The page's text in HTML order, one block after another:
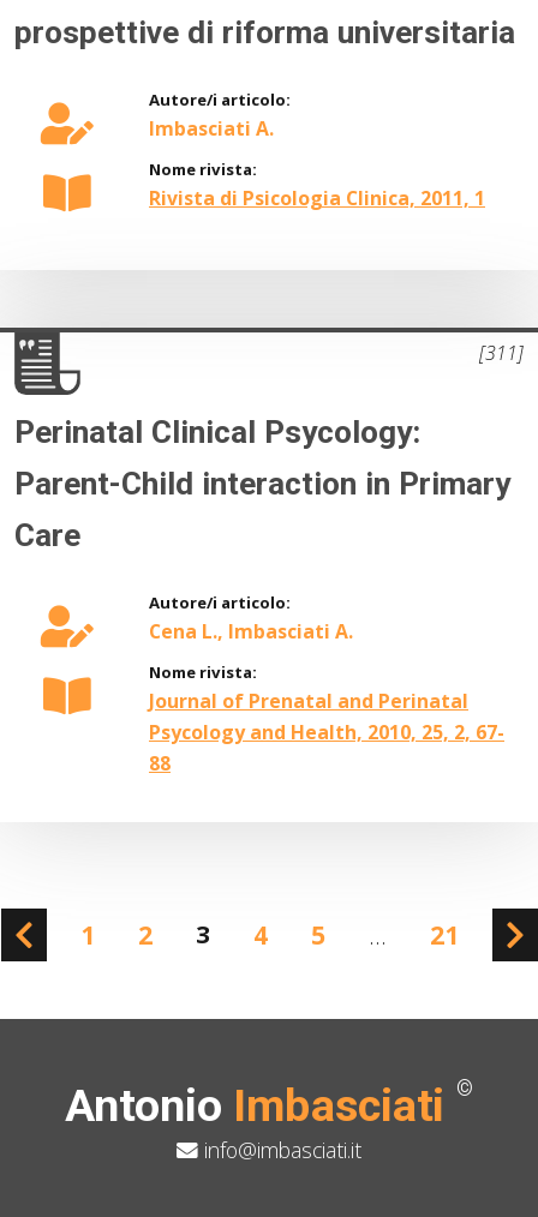
prospettive di riforma universitaria
Autore/i articolo:
Imbasciati A.
Nome rivista:
Rivista di Psicologia Clinica, 2011, 1
Perinatal Clinical Psycology:
Parent-Child interaction in Primary
Care
[311]
Autore/i articolo:
Cena L., Imbasciati A.
Nome rivista:
Journal of Prenatal and Perinatal
Psycology and Health, 2010, 25, 2, 67-
88
1 2 3 4 5 … 21
Antonio Imbasciati ©
info@imbasciati.it